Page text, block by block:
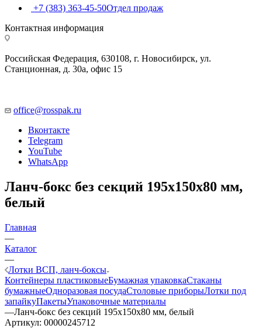
+7 (383) 363-45-50Отдел продаж
Контактная информация
Российская Федерация, 630108, г. Новосибирск, ул.
Станционная, д. 30а, офис 15
office@rosspak.ru
Вконтакте
Telegram
YouTube
WhatsApp
Ланч-бокс без секций 195х150х80 мм,
белый
Главная
—
Каталог
—
Лотки ВСП, ланч-боксы
Контейнеры пластиковыеБумажная упаковкаСтаканы
бумажныеОдноразовая посудаСтоловые приборыЛотки под
запайкуПакетыУпаковочные материалы
—Ланч-бокс без секций 195х150х80 мм, белый
Артикул: 00000245712